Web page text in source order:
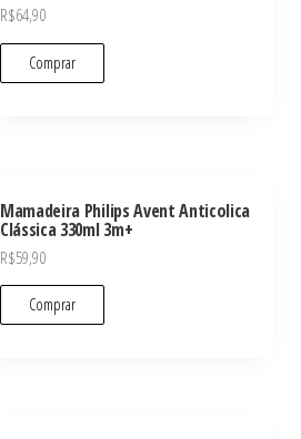
R$64,90
Comprar
Mamadeira Philips Avent Anticolica
Clássica 330ml 3m+
R$59,90
Comprar